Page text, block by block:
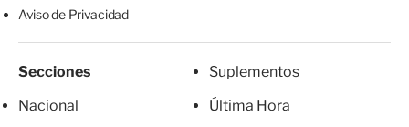
Aviso de Privacidad
Secciones
Nacional
Suplementos
Última Hora